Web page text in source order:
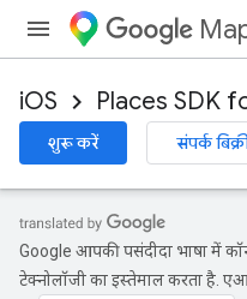
iOS Places SDK
शुरू करें संपर्क
Google आपकी पसंदीदा भाषा में
टेक्नोलॉजी का इस्तेमाल करता है.